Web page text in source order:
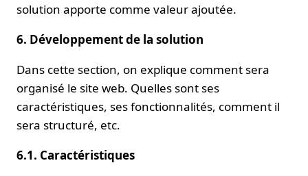
solution apporte comme valeur ajoutée.
6. Développement de la solution
Dans cette section, on explique comment sera
organisé le site web. Quelles sont ses
caractéristiques, ses fonctionnalités, comment il
sera structuré, etc.
6.1. Caractéristiques